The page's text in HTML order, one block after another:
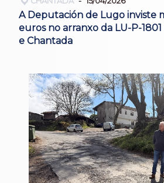
A Deputación de Lugo inviste
euros no arranxo da LU-P-
e Chantada